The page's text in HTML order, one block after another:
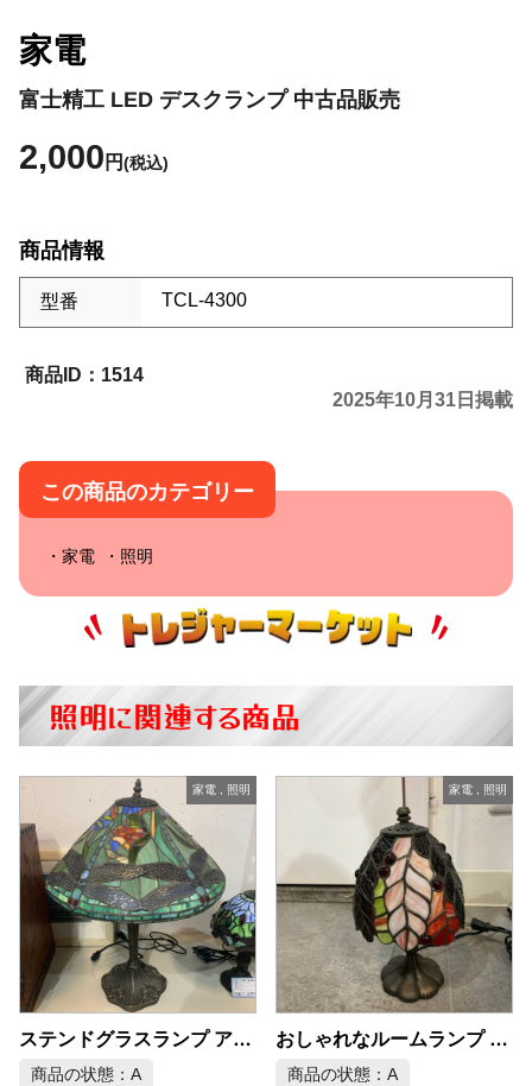
家電
富士精工 LED デスクランプ 中古品販売
2,000 円(税込)
商品情報
型番 TCL-4300
1514
2025年10月31日掲載
この商品のカテゴリー
家電 照明
照明に関連する商品
家電, 照明
ステンドグラスランプ アンティーク 中古品販売
商品の状態：A
家電 , 照明
おしゃれなルームランプ アンティーク 中古品販売
商品の状態：A